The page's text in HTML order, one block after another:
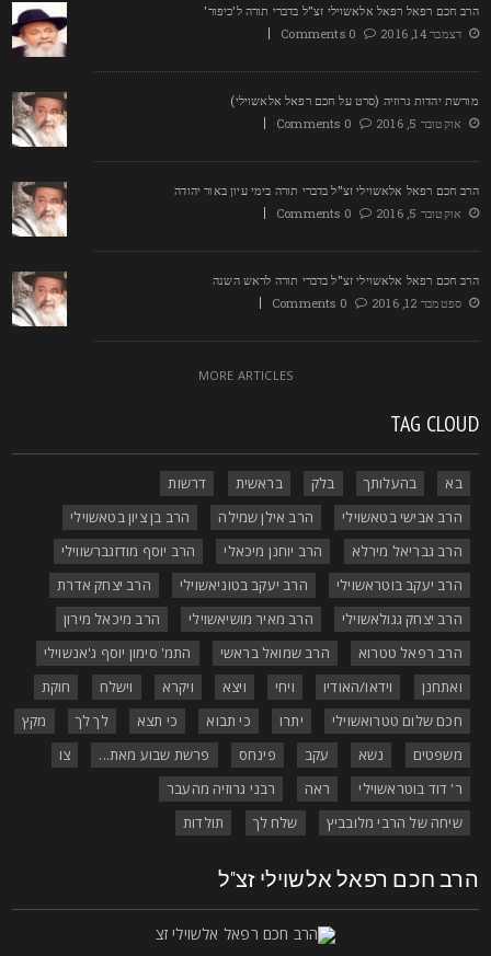
חכם רפאל רפאל אלאשוילי זצ"ל בדברי תורה ל'כיפור'
דצמבר 14, 2016
0 Comments
יהדות גרוזיה (סרט על חכם רפאל אלאשוילי)
אוקטובר 5, 2016
0 Comments
חכם רפאל אלאשוילי זצ"ל בדברי תורה בימי עיון באור יהודה
אוקטובר 5, 2016
0 Comments
חכם רפאל אלאשוילי זצ"ל בדברי תורה לראש השנה
ספטמבר 12, 2016
0 Comments
MORE ARTICLES
TAG
בא בהעלותך בלק בראשית
דרשות
הרב אבישי בטאשוילי
הרב אילן שמילה
הרב בן ציון בטאשוילי
הרב גבריאל מירלא
הרב יוחנן מיכאלי
הרב יוסף מודזגברשווילי
הרב יעקב בוטראשוילי
הרב יעקב בטוניאשוילי
הרב יצחק אדרת
הרב יצחק גגולאשוילי
הרב מאיר מושיאשוילי
הרב מיכאל מירון
הרב רפאל טטרוא
הרב שמואל בראשי
התמ' סימון יוסף ג'אנשוילי
ואתחנן
וידאו/האודיו ויחי ויצא ויקרא וישלח
חוקת
חכם שלום טטרואשוילי
יתרו כי תבוא כי תצא לך לך
מקץ
משפטים
נשא עקב פינחס פרשת שבוע מאת...
ר' דוד בוטראשוילי
ראה
רבני גרוזיה מהעבר
שיחה של הרבי מלובביץ
שלח לך תולדות
חכם רפאל אלשוילי זצ"ל